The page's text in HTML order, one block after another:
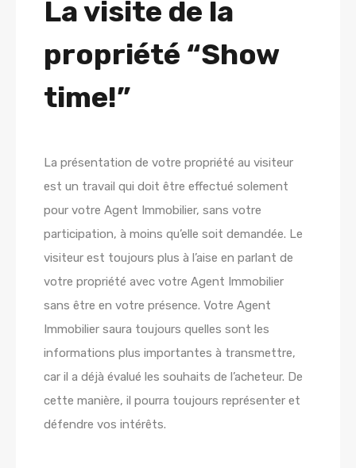
La visite de la
propriété “Show
time!”
La présentation de votre propriété au visiteur
est un travail qui doit être effectué solement
pour votre Agent Immobilier, sans votre
participation, à moins qu’elle soit demandée. Le
visiteur est toujours plus à l’aise en parlant de
votre propriété avec votre Agent Immobilier
sans être en votre présence. Votre Agent
Immobilier saura toujours quelles sont les
informations plus importantes à transmettre,
car il a déjà évalué les souhaits de l’acheteur. De
cette manière, il pourra toujours représenter et
défendre vos intérêts.